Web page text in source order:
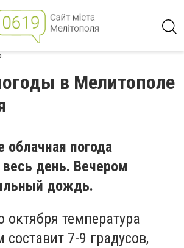
в Мелитополе
облачная погода
день. Вечером
дождь.
октября температура
составит 7-9 градусов,